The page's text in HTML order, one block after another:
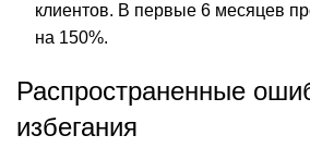
клиентов. В первые 6 месяцев
на 150%.
Распространенные
избегания